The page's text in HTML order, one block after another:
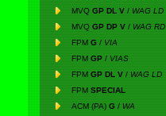
MVQ GP DL V / WAG LD
MVQ GP DP V / WAG RD
FPM G / VIA
FPM GP / VIAS
FPM GP DL V / WAG LD
FPM SPECIAL
ACM (PA) G / WA